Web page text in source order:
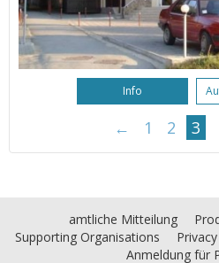
Info
← 1 2 3
amtliche Mitteilung
Supporting Organisations
Anmeldung für